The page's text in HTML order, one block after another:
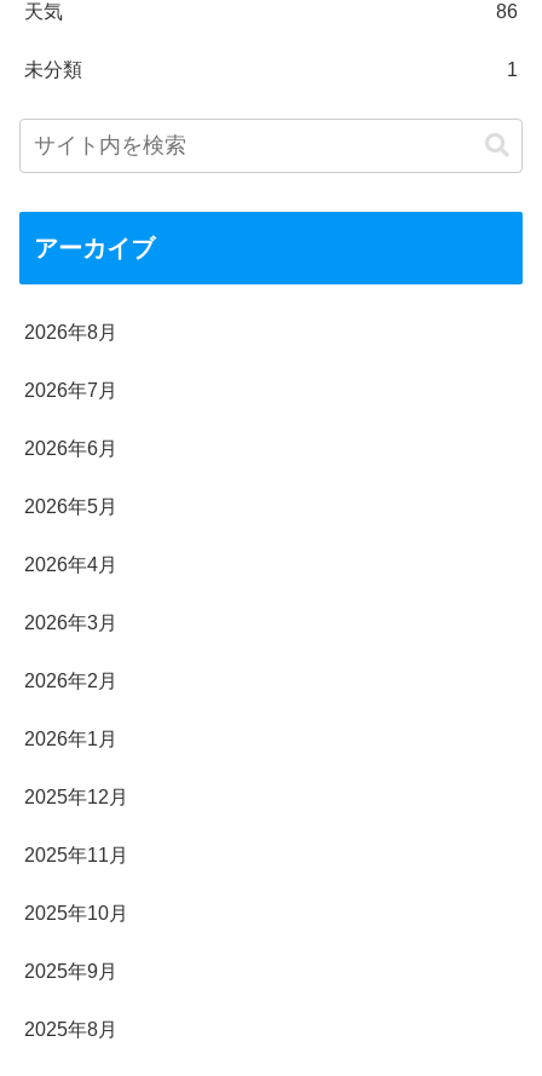
天気 86
未分類 1
アーカイブ
2026年8月
2026年7月
2026年6月
2026年5月
2026年4月
2026年3月
2026年2月
2026年1月
2025年12月
2025年11月
2025年10月
2025年9月
2025年8月